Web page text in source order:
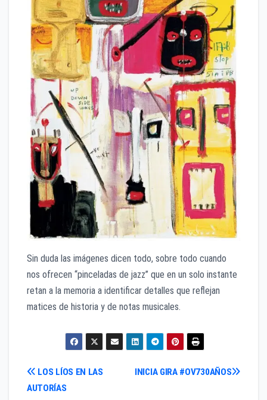
Sin duda las imágenes dicen todo, sobre todo cuando
nos ofrecen “pinceladas de jazz” que en un solo instante
retan a la memoria a identificar detalles que reflejan
matices de historia y de notas musicales.
Navegación
INICIA GIRA #OV730AÑOS
LOS LÍOS EN LAS
AUTORÍAS